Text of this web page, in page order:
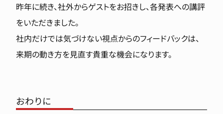
昨年に続き、社外からゲストをお招きし、各発表への講評
をいただきました。
社内だけでは気づけない視点からのフィードバックは、
来期の動き方を見直す貴重な機会になります。
おわりに